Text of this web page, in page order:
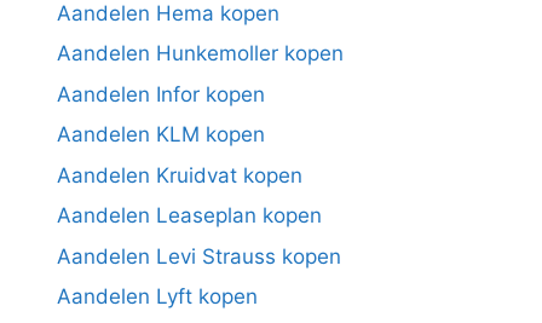
Aandelen Hema kopen
Aandelen Hunkemoller kopen
Aandelen Infor kopen
Aandelen KLM kopen
Aandelen Kruidvat kopen
Aandelen Leaseplan kopen
Aandelen Levi Strauss kopen
Aandelen Lyft kopen